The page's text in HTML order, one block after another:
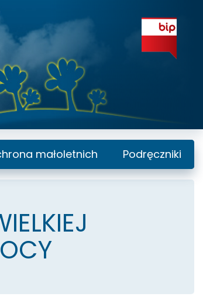
małoletnich Podręczniki